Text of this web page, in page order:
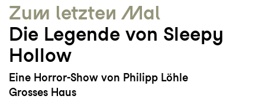
Zum letzten Mal
Die Legende von Sleepy
Hollow
Eine Horror-Show von Philipp Löhle
Grosses Haus